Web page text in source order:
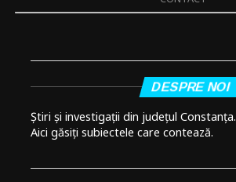
DESPRE NOI
Știri și investigații din județul Constanța.
Aici găsiți subiectele care contează.